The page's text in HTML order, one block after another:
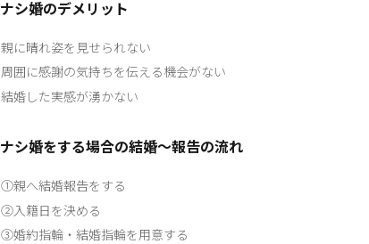
ナシ婚のデメリット
親に晴れ姿を見せられない
周囲に感謝の気持ちを伝える機会がない
結婚した実感が湧かない
ナシ婚をする場合の結婚～報告の流れ
①親へ結婚報告をする
②入籍日を決める
③婚約指輪・結婚指輪を用意する